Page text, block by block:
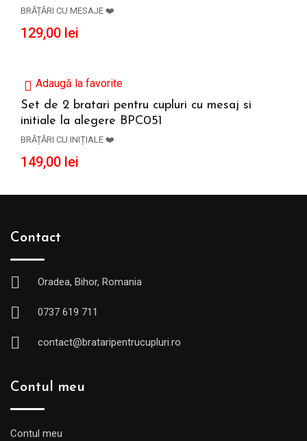
BRĂȚĂRI CU MESAJE ❤️
129,00 lei
Adaugă la favorite
Set de 2 bratari pentru cupluri cu mesaj si
initiale la alegere BPC051
BRĂȚĂRI CU INIȚIALE ❤️
149,00 lei
Contact
Oradea, Bihor, Romania
0737 619 711
contact@brataripentrucupluri.ro
Contul meu
Contul meu